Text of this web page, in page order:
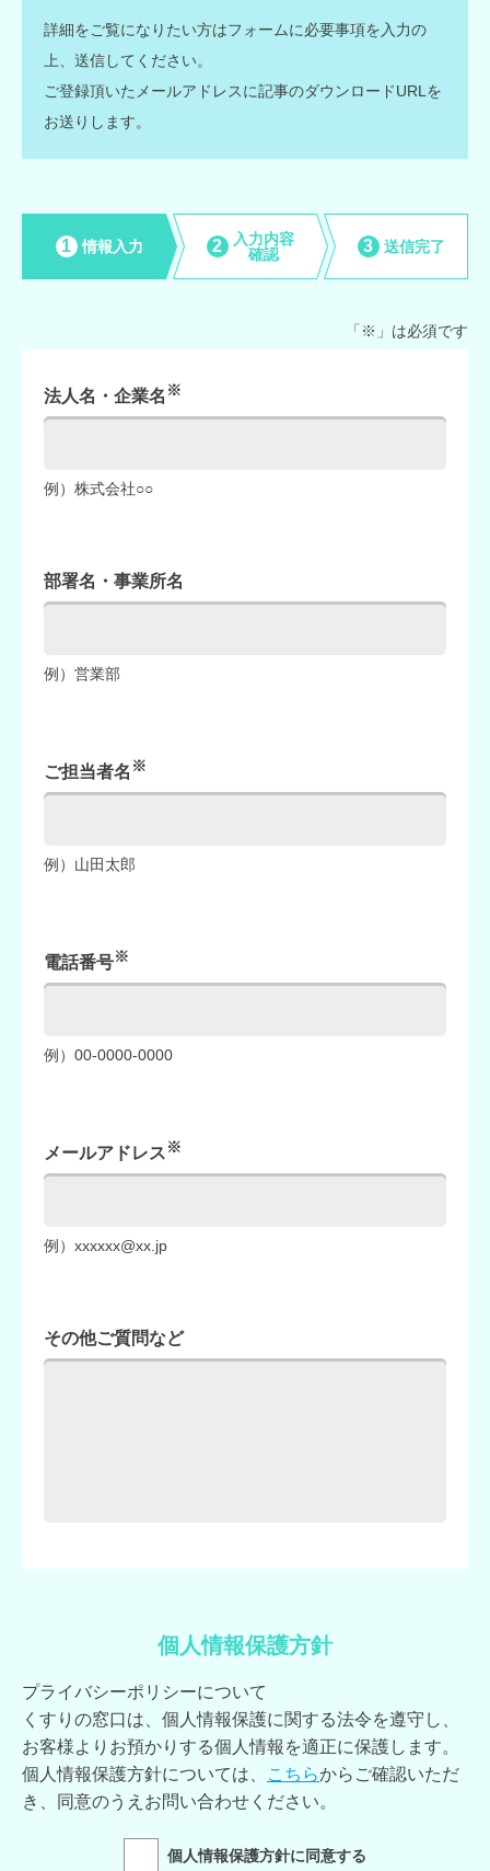
詳細をご覧になりたい方はフォームに必要事項を入力の
上、送信してください。
ご登録頂いたメールアドレスに記事のダウンロードURLを
お送りします。
1 情報入力 2
入力内容
確認
3 送信完了
「 ※ 」は必須です
法人名・企業名 ※
例）株式会社○○
部署名・事業所名
例）営業部
ご担当者名 ※
例）山田太郎
電話番号※
例）00-0000-0000
メールアドレス※
例）xxxxxx@xx.jp
その他ご質問など
個人情報保護方針
プライバシーポリシーについて
くすりの窓口は、個人情報保護に関する法令を遵守し、
お客様よりお預かりする個人情報を適正に保護します。
個人情報保護方針については、
こちらからご確認いただ
き、同意のうえお問い合わせください。
個人情報保護方針に同意する